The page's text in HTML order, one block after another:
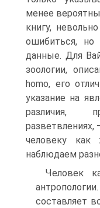
менее
книгу,
ошибиться, но
данные. Для
зоологии,
homo, его
указание на
различия,
разветвлениях,
человеку
наблюдаем
Человек
составляет